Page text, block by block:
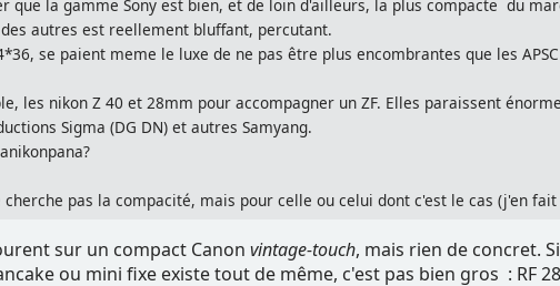
que la gamme Sony est bien, et de loin d'ailleurs, la plus compacte du
autres est reellement bluffant, percutant.
se paient meme le luxe de ne pas être plus encombrantes que les
les nikon Z 40 et 28mm pour accompagner un ZF. Elles paraissent
Sigma (DG DN) et autres Samyang.
pas la compacité, mais pour celle ou celui dont c'est le cas (j'en
sur un compact Canon vintage-touch, mais rien de concret.
ou mini fixe existe tout de même, c'est pas bien gros : RF